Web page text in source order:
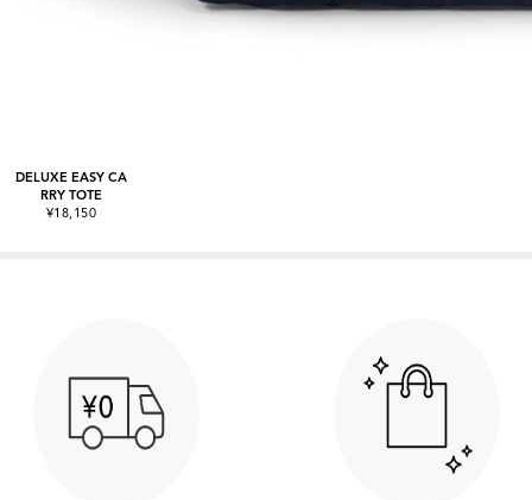
DELUXE EASY CA
RRY TOTE
¥18,150